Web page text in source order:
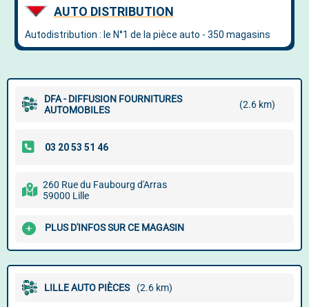
DFA - DIFFUSION FOURNITURES
AUTOMOBILES
(2.6 km)
260 Rue du Faubourg d'Arras
59000 Lille
PLUS D'INFOS SUR CE MAGASIN
LILLE AUTO PIÈCES (2.6 km)